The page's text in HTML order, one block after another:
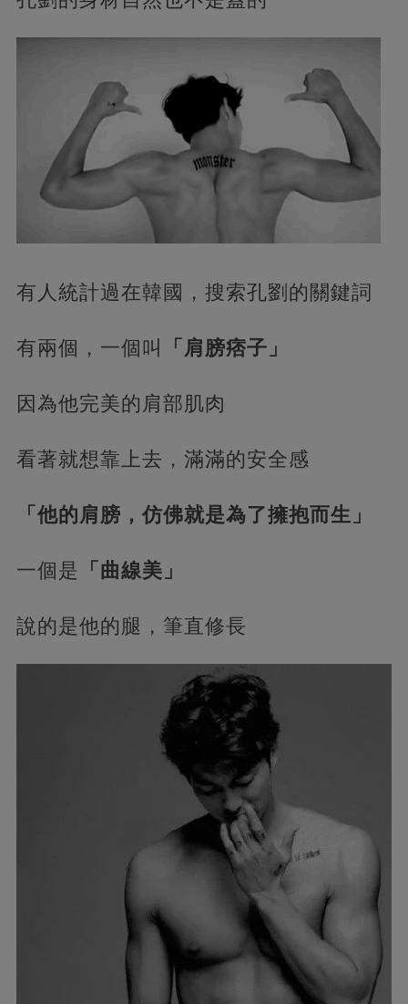
有人統計過在韓國，搜索孔劉的關鍵詞
有兩個，一個叫 「肩膀痞子」
因為他完美的肩部肌肉
看著就想靠上去，滿滿的安全感
「他的肩膀，仿佛就是為了擁抱而生」
一個是 「曲線美」
說的是他的腿，筆直修長